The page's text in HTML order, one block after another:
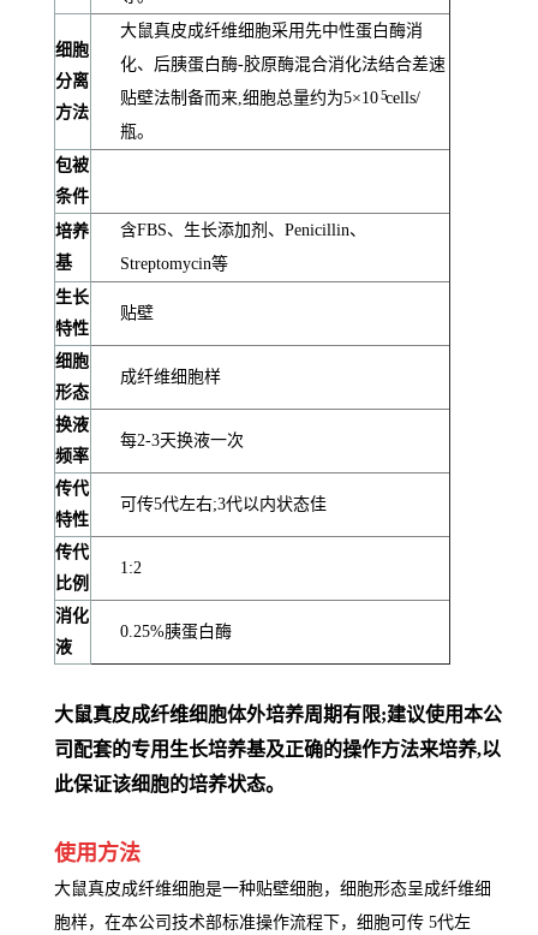
细胞
分离
方法
大鼠真皮成纤维细胞采用先中性蛋白酶消
化、后胰蛋白酶-胶原酶混合消化法结合差速
贴壁法制备而来,细胞总量约为5×105cells/
瓶。
包被
条件
培养
基
含FBS、生长添加剂、Penicillin、
Streptomycin等
生长
特性
贴壁
细胞
形态
成纤维细胞样
换液
频率
每2-3天换液一次
传代
特性
可传5代左右;3代以内状态佳
传代
比例
1:2
消化
液
0.25%胰蛋白酶
大鼠真皮成纤维细胞体外培养周期有限;建议使用本公
司配套的专用生长培养基及正确的操作方法来培养,以
此保证该细胞的培养状态。
使用方法
大鼠真皮成纤维细胞是一种贴壁细胞，细胞形态呈成纤维细
胞样，在本公司技术部标准操作流程下，细胞可传 5代左